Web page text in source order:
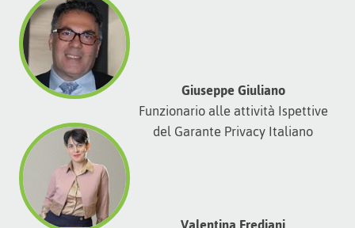
Giuseppe Giuliano
Funzionario alle attività Ispettive
del Garante Privacy Italiano